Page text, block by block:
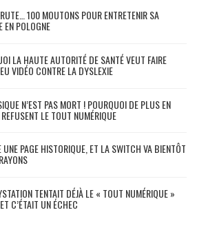
100 MOUTONS POUR ENTRETENIR SA
EN POLOGNE
LA HAUTE AUTORITÉ DE SANTÉ VEUT FAIRE
VIDÉO CONTRE LA DYSLEXIE
N’EST PAS MORT ! POURQUOI DE PLUS EN
LE TOUT NUMÉRIQUE
UNE PAGE HISTORIQUE, ET LA SWITCH VA BIENTÔT
TENTAIT DÉJÀ LE « TOUT NUMÉRIQUE »
C’ÉTAIT UN ÉCHEC